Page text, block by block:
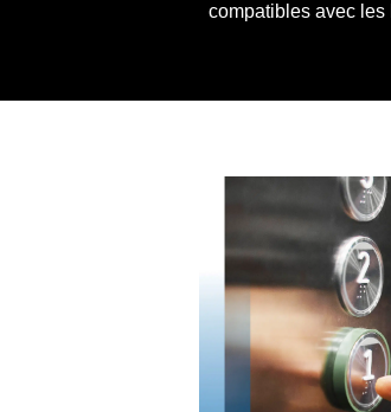
compatibles avec